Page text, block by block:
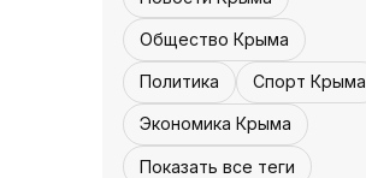
«Культура Крыма»
12:30
Общество Крыма
Политика Спорт Крыма
Экономика Крыма
Показать все теги